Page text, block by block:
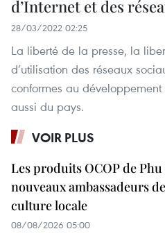
d’Internet et des
28/03/2022 02:25
La liberté de la presse, la
d’utilisation des réseaux
conformes au
aussi du pays.
VOIR PLUS
Les produits OCOP de
nouveaux ambassadeurs
culture locale
08/08/2026 05:00